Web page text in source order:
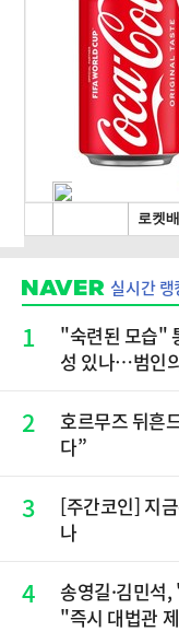
실시간
1
"숙련된 모습"
성 있나…범인
2
호르무즈 뒤흔
다”
3
[주간코인] 지
나
4
송영길·김민
"즉시 대법관